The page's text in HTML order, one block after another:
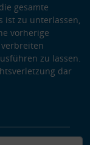
gesamte
ist zu unterlassen,
vorherige
zu lassen.
dar